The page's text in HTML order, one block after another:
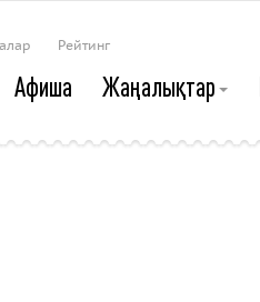
Рейтинг
Афиша Жаңалықтар